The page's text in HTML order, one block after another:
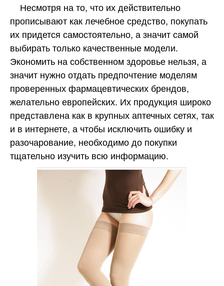
Несмотря на то, что их действительно
прописывают как лечебное средство, покупать
их придется самостоятельно, а значит самой
выбирать только качественные модели.
Экономить на собственном здоровье нельзя, а
значит нужно отдать предпочтение моделям
проверенных фармацевтических брендов,
желательно европейских. Их продукция широко
представлена как в крупных аптечных сетях, так
и в интернете, а чтобы исключить ошибку и
разочарование, необходимо до покупки
тщательно изучить всю информацию.